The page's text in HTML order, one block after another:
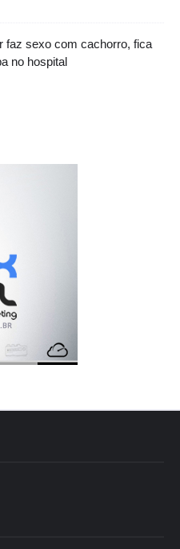
faz sexo com cachorro, fica
no hospital